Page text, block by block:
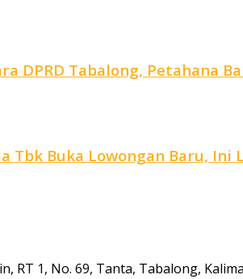
DPRD Tabalong, Petahana
Tbk Buka Lowongan Baru,
RT 1, No. 69, Tanta, Tabalong,